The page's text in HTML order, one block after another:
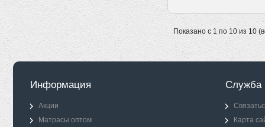
Показано с 1 по 10 из 10
Информация
Акции
Матрасы оптом
Служба
Карта